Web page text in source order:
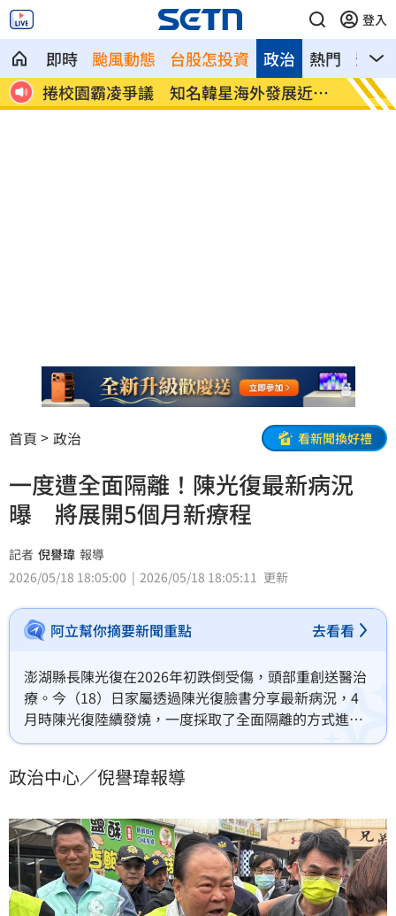
登入
即時 颱風動態 台股怎投資 熱門 影音
政治
離
捲校園霸凌爭議 知名韓星海外發展近況
曝
鄭麗
家」
首頁 政治 看新聞換好禮
一度遭全面隔離！陳光復最新病況
曝 將展開5個月新療程
記者 倪譽瑋 報導
2026/05/18 18:05:00
2026/05/18 18:05:11 更新
阿立幫你摘要新聞重點 去看看
澎湖縣長陳光復在2026年初跌倒受傷，頭部重創送醫治
療。今（18）日家屬透過陳光復臉書分享最新病況，4
月時陳光復陸續發燒，一度採取了全面隔離的方式進行
診治；如今他的身體狀況已獲得控制，本週開始要進行
帶來突破性的進展。
政治中心／倪譽瑋報導